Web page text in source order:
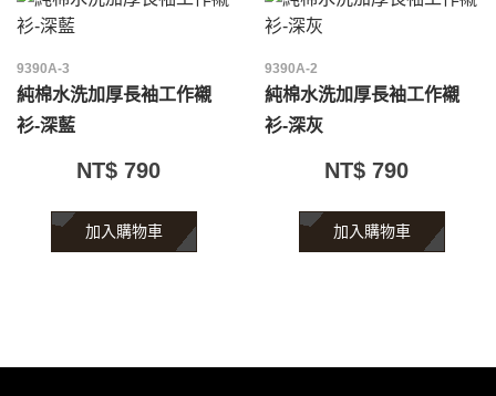
9390A-3
純棉水洗加厚長袖工作襯
衫-深藍
NT$ 790
加入購物車
9390A-2
純棉水洗加厚長袖工作襯
衫-深灰
NT$ 790
加入購物車